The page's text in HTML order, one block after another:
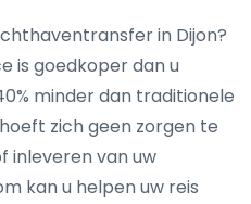
in Dijon?
is goedkoper dan u
minder dan traditionele
zich geen zorgen te
inleveren van uw
kan u helpen uw reis